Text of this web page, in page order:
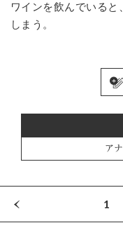
ワインを飲んでいる
しまう。
ア
1